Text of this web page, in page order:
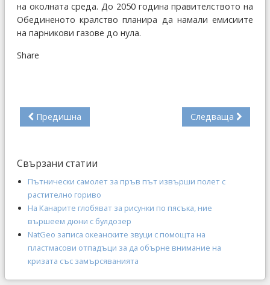
на околната среда. До 2050 година правителството на
Обединеното кралство планира да намали емисиите
на парникови газове до нула.
Share
Предишна Следваща
Свързани статии
Пътнически самолет за пръв път извърши полет с
растително гориво
На Канарите глобяват за рисунки по пясъка, ние
вършеем дюни с булдозер
NatGeo записа океанските звуци с помощта на
пластмасови отпадъци за да обърне внимание на
кризата със замърсяванията